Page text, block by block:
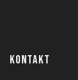
KONTAKT